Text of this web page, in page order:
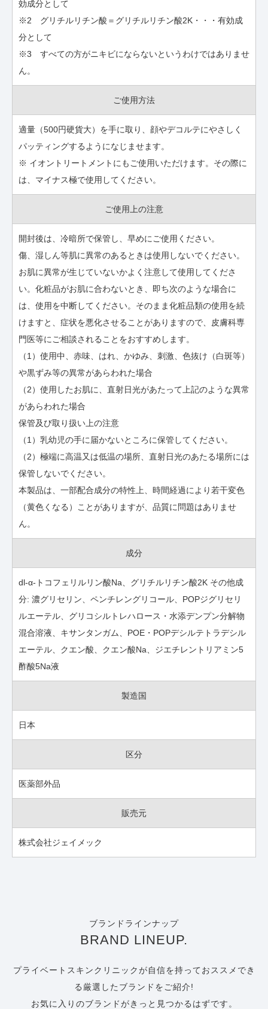
効成分として
※2 グリチルリチン酸＝グリチルリチン酸2K・・・有効成
分として
※3 すべての方がニキビにならないというわけではありませ
ん。
ご使用方法
適量（500円硬貨大）を手に取り、顔やデコルテにやさしく
パッティングするようになじませます。
※ イオントリートメントにもご使用いただけます。その際に
は、マイナス極で使用してください。
ご使用上の注意
開封後は、冷暗所で保管し、早めにご使用ください。
傷、湿しん等肌に異常のあるときは使用しないでください。
お肌に異常が生じていないかよく注意して使用してくださ
い。化粧品がお肌に合わないとき、即ち次のような場合に
は、使用を中断してください。そのまま化粧品類の使用を続
けますと、症状を悪化させることがありますので、皮膚科専
門医等にご相談されることをおすすめします。
（1）使用中、赤味、はれ、かゆみ、刺激、色抜け（白斑等）
や黒ずみ等の異常があらわれた場合
（2）使用したお肌に、直射日光があたって上記のような異常
があらわれた場合
保管及び取り扱い上の注意
（1）乳幼児の手に届かないところに保管してください。
（2）極端に高温又は低温の場所、直射日光のあたる場所には
保管しないでください。
本製品は、一部配合成分の特性上、時間経過により若干変色
（黄色くなる）ことがありますが、品質に問題はありませ
ん。
成分
dl-α-トコフェリルリン酸Na、グリチルリチン酸2K その他成
分: 濃グリセリン、ペンチレングリコール、POPジグリセリ
ルエーテル、グリコシルトレハロース・水添デンプン分解物
混合溶液、キサンタンガム、POE・POPデシルテトラデシル
エーテル、クエン酸、クエン酸Na、ジエチレントリアミン5
酢酸5Na液
製造国
日本
区分
医薬部外品
販売元
株式会社ジェイメック
ブランドラインナップ
BRAND LINEUP.
プライベートスキンクリニックが自信を持っておススメでき
る厳選したブランドをご紹介!
お気に入りのブランドがきっと見つかるはずです。